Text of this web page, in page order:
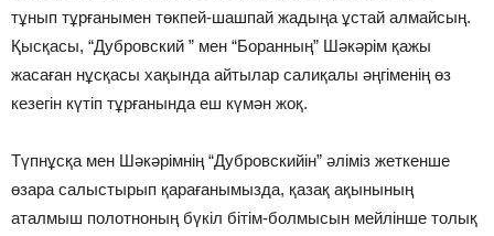
тұнып тұрғанымен төкпей-шашпай жадыңа ұстай алмайсың.
Қысқасы, “Дубровский ” мен “Боранның” Шәкәрім қажы
жасаған нұсқасы хақында айтылар салиқалы әңгіменің өз
кезегін күтіп тұрғанында еш күмән жоқ.
Түпнұсқа мен Шәкәрімнің “Дубровскийін” әліміз жеткенше
өзара салыстырып қарағанымызда, қазақ ақынының
аталмыш полотноның бүкіл бітім-болмысын мейлінше толық